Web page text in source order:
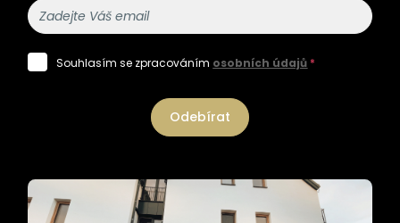
Souhlasím se zpracováním osobních údajů *
Odebírat